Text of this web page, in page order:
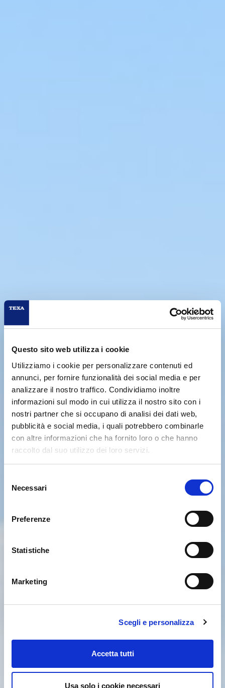
Questo sito web utilizza i cookie
Utilizziamo i cookie per personalizzare contenuti ed
annunci, per fornire funzionalità dei social media e per
analizzare il nostro traffico. Condividiamo inoltre
informazioni sul modo in cui utilizza il nostro sito con i
nostri partner che si occupano di analisi dei dati web,
pubblicità e social media, i quali potrebbero combinarle
con altre informazioni che ha fornito loro o che hanno
raccolto dal suo utilizzo dei loro servizi.
delNecessari
Preferenze
Statistiche
Marketing
Scegli e personalizza
Accetta tutti
Usa solo i cookie necessari